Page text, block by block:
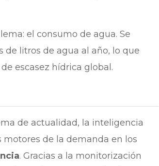
el consumo de agua. Se
litros de agua al año, lo que
escasez hídrica global.
de actualidad, la inteligencia
de la demanda en los
. Gracias a la monitorización